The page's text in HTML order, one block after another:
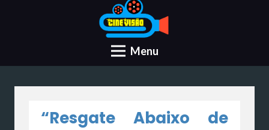
Menu
“Resgate Abaixo de